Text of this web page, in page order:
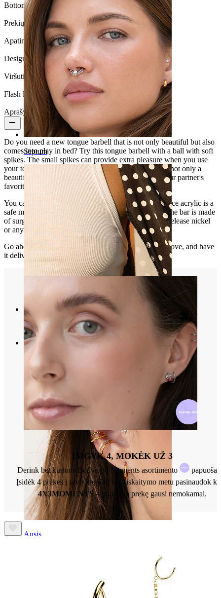
Septum
Spenelis
Apsipirkti pagal auskarus
Piercings
Ausis
Bottom ball: 6 mm.
Prekių kiekis:1
Apatinis kamuoliukas:6 mm
Design Height: 6.5 mm.
Viršutinis kamuoliukas:8 mm
Flash label:3 už 2
Aprašymas
Do you need a new tongue barbell that is not only beautiful but also
comes into play in bed? Try this tongue barbell with a ball with soft
spikes. The small spikes can provide extra pleasure when you use
your tongue for sexual stimulation. That's why this is not only a
beautiful tongue barbell for you, but it will also be your partner's
favorite.
You can also use this tongue barbell for daily wear since acrylic is a
safe material that protects your teeth from chipping. The bar is made
of surgical steel, so you can rest assured that it won't release nickel
or any other harmful substance.
Go ahead and pick your favorite color from the list above, and have
it delivered to you within a few days.
ĮSIGYK 4, MOKĖK UŽ 3
Derink bet kuriuos Bodymod Moments asortimento
Įsidėk 4 prekes į savo krepšelį ir atsiskaitymo metu pasinaudok
4X3MOMENTS– pigiausią prekę gausi nemokamai.